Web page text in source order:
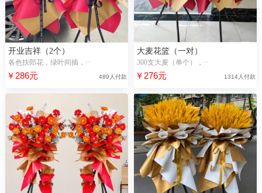
开业吉祥（2个）
各色扶郎花，绿叶间插，··
￥286元 489人付款
大麦花篮（一对）
300支大麦（单个），··
￥276元 1314人付款